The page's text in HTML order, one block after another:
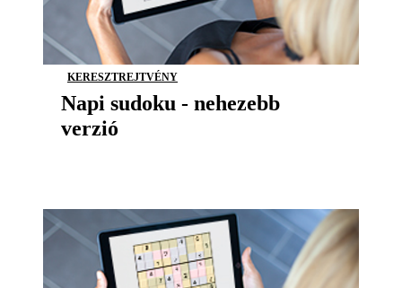
KERESZTREJTVÉNY
Napi sudoku - nehezebb
verzió